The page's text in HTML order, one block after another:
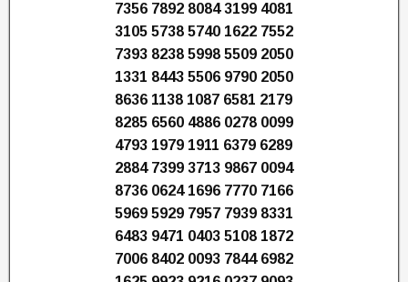
7356 7892 8084 3199 4081
3105 5738 5740 1622 7552
7393 8238 5998 5509 2050
1331 8443 5506 9790 2050
8636 1138 1087 6581 2179
8285 6560 4886 0278 0099
4793 1979 1911 6379 6289
2884 7399 3713 9867 0094
8736 0624 1696 7770 7166
5969 5929 7957 7939 8331
6483 9471 0403 5108 1872
7006 8402 0093 7844 6982